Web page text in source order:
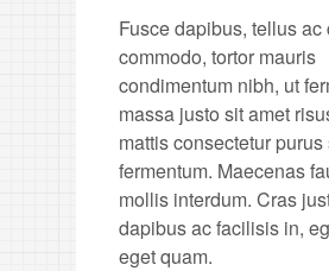
Fusce dapibus, tellus ac
commodo, tortor mauris
condimentum nibh, ut
massa justo sit amet
mattis consectetur purus
fermentum. Maecenas
mollis interdum. Cras
dapibus ac facilisis in,
eget quam.